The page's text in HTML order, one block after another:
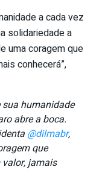
a cada vez
solidariedade a
uma coragem que
conhecerá”,
sua humanidade
abre a boca.
@dilmabr,
que
jamais